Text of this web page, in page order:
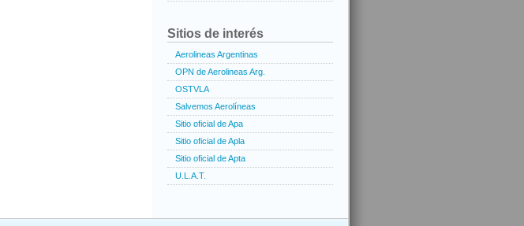
Sitios de interés
Aerolineas Argentinas
OPN de Aerolineas Arg.
OSTVLA
Salvemos Aerolíneas
Sitio oficial de Apa
Sitio oficial de Apla
Sitio oficial de Apta
U.L.A.T.